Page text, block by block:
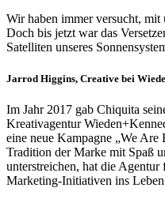
Wir haben immer versucht, mit
Doch bis jetzt war das
Satelliten unseres
Jarrod Higgins, Creative bei
Im Jahr 2017 gab Chiquita
Kreativagentur
eine neue Kampagne „We
Tradition der Marke mit Spaß
unterstreichen, hat die
Marketing-Initiativen ins